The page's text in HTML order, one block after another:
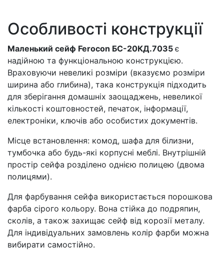
Особливості конструкції
Маленький сейф Ferocon БС-20КД.7035 є
надійною та функціональною конструкцією.
Враховуючи невеликі розміри (вказуємо розміри
ширина або глибина), така конструкція підходить
для зберігання домашніх заощаджень, невеликої
кількості коштовностей, печаток, інформації,
електроніки, ключів або особистих документів.
Місце встановлення: комод, шафа для білизни,
тумбочка або будь-які корпусні меблі. Внутрішній
простір сейфа розділено однією полицею (двома
полицями).
Для фарбування сейфа використається порошкова
фарба сірого кольору. Вона стійка до подряпин,
сколів, а також захищає сейф від корозії металу.
Для індивідуальних замовлень колір фарби можна
вибирати самостійно.